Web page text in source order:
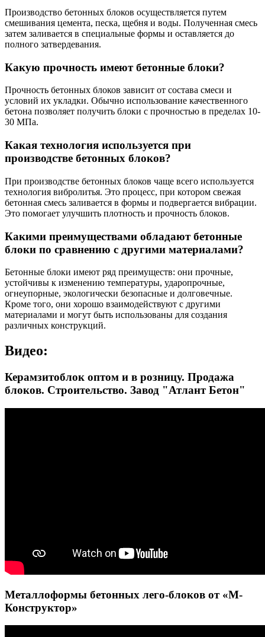
Производство бетонных блоков осуществляется путем
смешивания цемента, песка, щебня и воды. Полученная смесь
затем заливается в специальные формы и оставляется до
полного затвердевания.
Какую прочность имеют бетонные блоки?
Прочность бетонных блоков зависит от состава смеси и
условий их укладки. Обычно использование качественного
бетона позволяет получить блоки с прочностью в пределах 10-
30 МПа.
Какая технология используется при
производстве бетонных блоков?
При производстве бетонных блоков чаще всего используется
технология вибролитья. Это процесс, при котором свежая
бетонная смесь заливается в формы и подвергается вибрации.
Это помогает улучшить плотность и прочность блоков.
Какими преимуществами обладают бетонные
блоки по сравнению с другими материалами?
Бетонные блоки имеют ряд преимуществ: они прочные,
устойчивы к изменению температуры, ударопрочные,
огнеупорные, экологически безопасные и долговечные.
Кроме того, они хорошо взаимодействуют с другими
материалами и могут быть использованы для создания
различных конструкций.
Видео:
Керамзитоблок оптом и в розницу. Продажа
блоков. Строительство. Завод "Атлант Бетон"
Металлоформы бетонных лего-блоков от «М-
Конструктор»